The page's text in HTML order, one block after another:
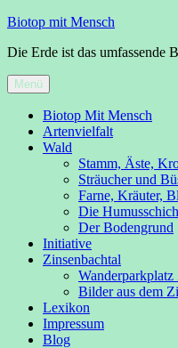
Zum
springen
Biotop mit Mensch
Die Erde ist das umfassende
Menü
Biotop Mit Mensch
Artenvielfalt
Wald
Stamm, Äste,
Sträucher und
Farne, Kräuter,
Die
Der Bodengrund
Initiative
Zinsenbachtal
Wanderparkplatz
Bilder aus dem
Lexikon
Impressum
Blog